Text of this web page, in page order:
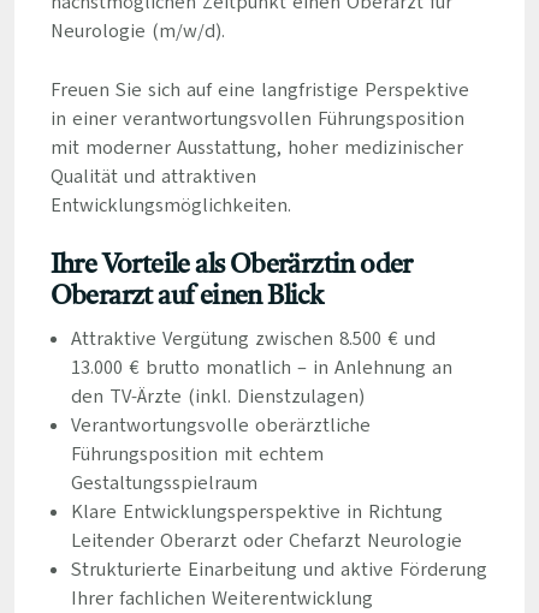
Neurologie (m/w/d).
Freuen Sie sich auf eine langfristige Perspektive
in einer verantwortungsvollen Führungsposition
mit moderner Ausstattung, hoher medizinischer
Qualität und attraktiven
Entwicklungsmöglichkeiten.
Ihre Vorteile als Oberärztin oder
Oberarzt auf einen Blick
Attraktive Vergütung zwischen 8.500 € und
13.000 € brutto monatlich – in Anlehnung an
den TV-Ärzte (inkl. Dienstzulagen)
Verantwortungsvolle oberärztliche
Führungsposition mit echtem
Gestaltungsspielraum
Klare Entwicklungsperspektive in Richtung
Leitender Oberarzt oder Chefarzt Neurologie
Strukturierte Einarbeitung und aktive Förderung
Ihrer fachlichen Weiterentwicklung